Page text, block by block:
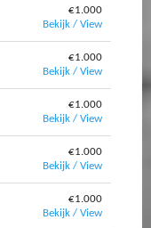
€1.000
Bekijk / View
€1.000
Bekijk / View
€1.000
Bekijk / View
€1.000
Bekijk / View
€1.000
Bekijk / View